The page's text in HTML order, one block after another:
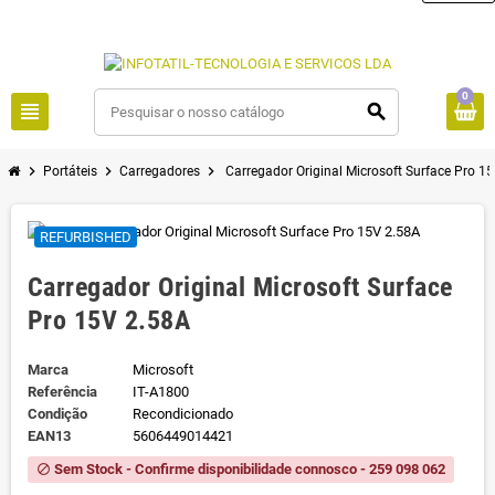
view_headline search
0
chevron_right Portáteis chevron_right Carregadores chevron_right Carregador Original Microsoft Surface Pro
REFURBISHED
Carregador Original Microsoft Surface
Pro 15V 2.58A
Marca
Microsoft
Referência
IT-A1800
Condição
Recondicionado
EAN13
5606449014421
block Sem Stock - Confirme disponibilidade connosco - 259 098 062